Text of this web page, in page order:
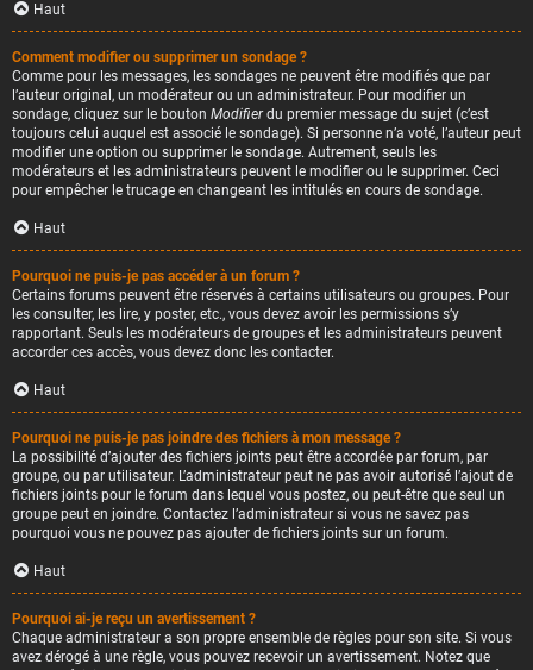
Haut
Comment modifier ou supprimer un sondage ?
Comme pour les messages, les sondages ne peuvent être modifiés que par
l’auteur original, un modérateur ou un administrateur. Pour modifier un
sondage, cliquez sur le bouton Modifierdu premier message du sujet (c’est
toujours celui auquel est associé le sondage). Si personne n’a voté, l’auteur peut
modifier une option ou supprimer le sondage. Autrement, seuls les
modérateurs et les administrateurs peuvent le modifier ou le supprimer. Ceci
pour empêcher le trucage en changeant les intitulés en cours de sondage.
Haut
Pourquoi ne puis-je pas accéder à un forum ?
Certains forums peuvent être réservés à certains utilisateurs ou groupes. Pour
les consulter, les lire, y poster, etc., vous devez avoir les permissions s’y
rapportant. Seuls les modérateurs de groupes et les administrateurs peuvent
accorder ces accès, vous devez donc les contacter.
Haut
Pourquoi ne puis-je pas joindre des fichiers à mon message ?
La possibilité d’ajouter des fichiers joints peut être accordée par forum, par
groupe, ou par utilisateur. L’administrateur peut ne pas avoir autorisé l’ajout de
fichiers joints pour le forum dans lequel vous postez, ou peut-être que seul un
groupe peut en joindre. Contactez l’administrateur si vous ne savez pas
pourquoi vous ne pouvez pas ajouter de fichiers joints sur un forum.
Haut
Pourquoi ai-je reçu un avertissement ?
Chaque administrateur a son propre ensemble de règles pour son site. Si vous
avez dérogé à une règle, vous pouvez recevoir un avertissement. Notez que